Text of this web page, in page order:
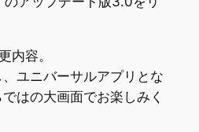
内容。
ユニバーサルアプリとな
はの大画面でお楽しみく